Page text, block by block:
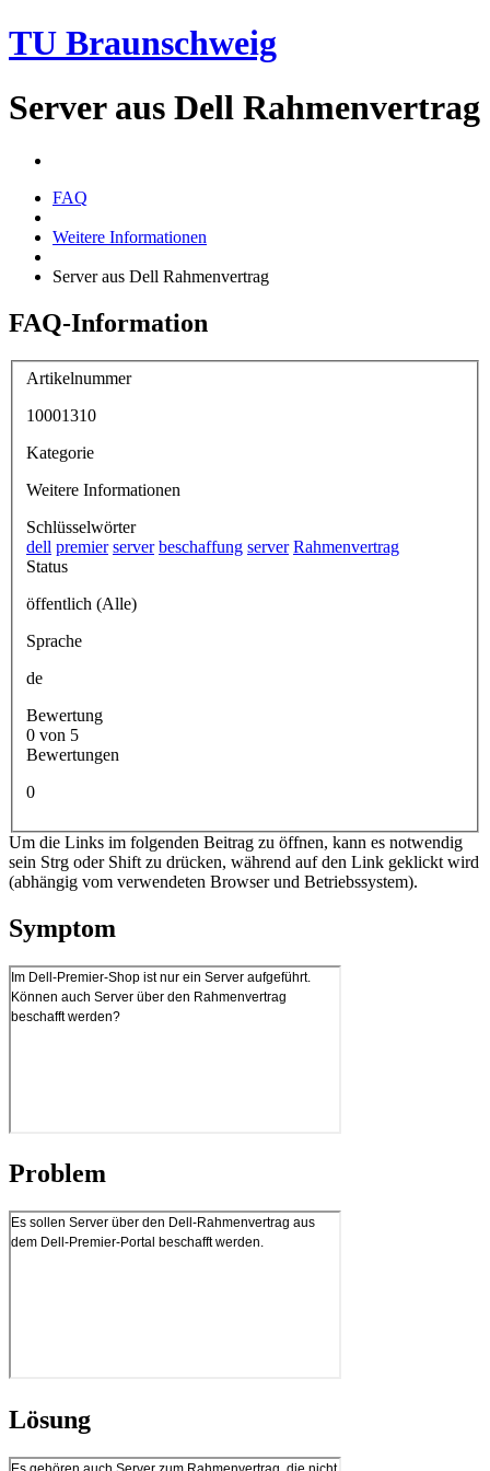
TU Braunschweig
Server aus Dell Rahmenvertrag
FAQ
Weitere Informationen
Server aus Dell Rahmenvertrag
FAQ-Information
Artikelnummer
10001310
Kategorie
Weitere Informationen
Schlüsselwörter
dell premier server beschaffung server Rahmenvertrag
Status
öffentlich (Alle)
Sprache
de
Bewertung
0 von 5
Bewertungen
0
Um die Links im folgenden Beitrag zu öffnen, kann es notwendig
sein Strg oder Shift zu drücken, während auf den Link geklickt wird
(abhängig vom verwendeten Browser und Betriebssystem).
Symptom
Problem
Lösung